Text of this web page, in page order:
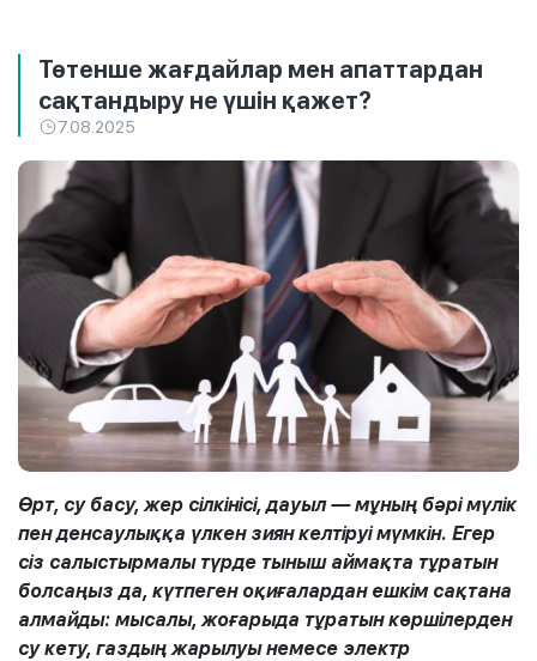
Төтенше жағдайлар мен апаттардан
сақтандыру не үшін қажет?
7.08.2025
Өрт, су басу, жер сілкінісі, дауыл — мұның бәрі мүлік
пен денсаулыққа үлкен зиян келтіруі мүмкін. Егер
сіз салыстырмалы түрде тыныш аймақта тұратын
болсаңыз да, күтпеген оқиғалардан ешкім сақтана
алмайды: мысалы, жоғарыда тұратын көршілерден
су кету, газдың жарылуы немесе электр